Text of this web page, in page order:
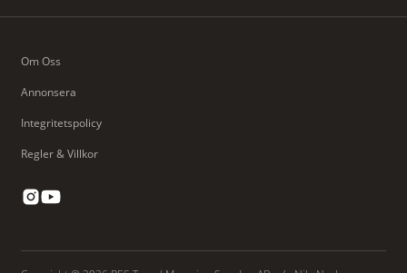
Om Oss
Annonsera
Integritetspolicy
Regler & Villkor